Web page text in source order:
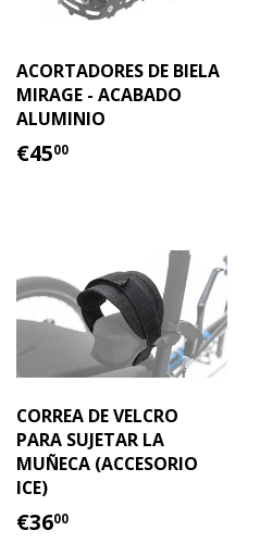
ACORTADORES DE BIELA
MIRAGE - ACABADO
ALUMINIO
PRECIO
€4500
CORREA DE VELCRO
PARA SUJETAR LA
MUÑECA (ACCESORIO
ICE)
PRECIO
€3600